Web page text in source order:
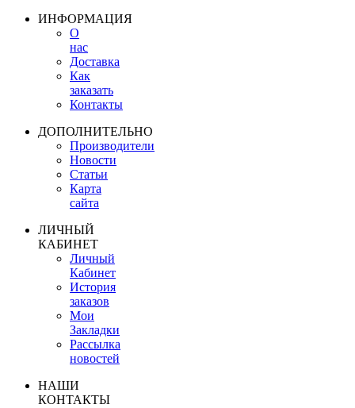
ИНФОРМАЦИЯ
О
нас
Доставка
Как
заказать
Контакты
ДОПОЛНИТЕЛЬНО
Производители
Новости
Статьи
Карта
сайта
ЛИЧНЫЙ
КАБИНЕТ
Личный
Кабинет
История
заказов
Мои
Закладки
Рассылка
новостей
НАШИ
КОНТАКТЫ